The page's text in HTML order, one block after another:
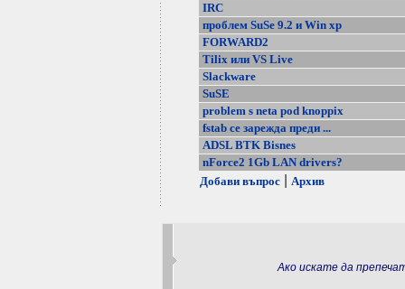
IRC
проблем SuSe 9.2 и Win xp
FORWARD2
Tilix или VS Live
Slackware
SuSE
problem s neta pod knoppix
fstаb се зарежда преди ...
ADSL BTK Bisnes
nForce2 1Gb LAN drivers?
Добави въпрос| Архив
Ако искате да